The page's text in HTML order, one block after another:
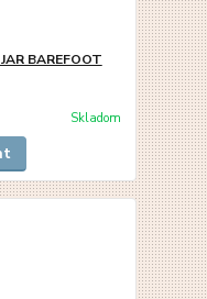
BAREFOOT
Skladom